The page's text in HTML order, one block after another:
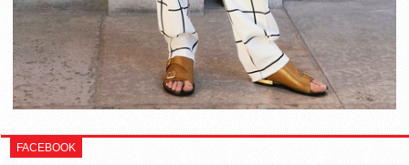
FACEBOOK